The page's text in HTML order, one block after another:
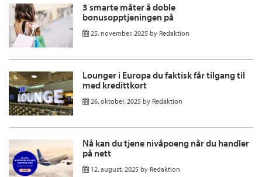
3 smarte måter å doble
bonusopptjeningen på
25. november, 2025 by Redaktion
Lounger i Europa du faktisk får tilgang til
med kredittkort
26. oktober, 2025 by Redaktion
Nå kan du tjene nivåpoeng når du handler
på nett
12. august, 2025 by Redaktion